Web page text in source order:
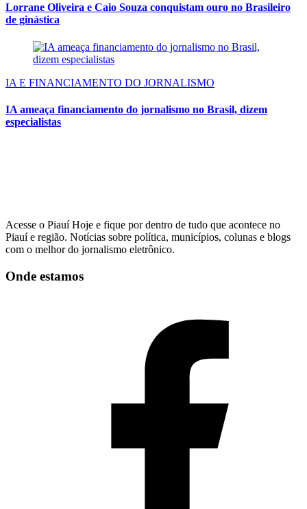
Lorrane Oliveira e Caio Souza conquistam ouro no Brasileiro
de ginástica
IA E FINANCIAMENTO DO JORNALISMO
IA ameaça financiamento do jornalismo no Brasil, dizem
especialistas
Acesse o Piauí Hoje e fique por dentro de tudo que acontece no
Piauí e região. Notícias sobre política, municípios, colunas e blogs
com o melhor do jornalismo eletrônico.
Onde estamos